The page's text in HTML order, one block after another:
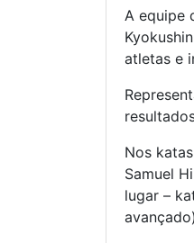
A equipe
atletas e
Nos
Samuel
lugar –